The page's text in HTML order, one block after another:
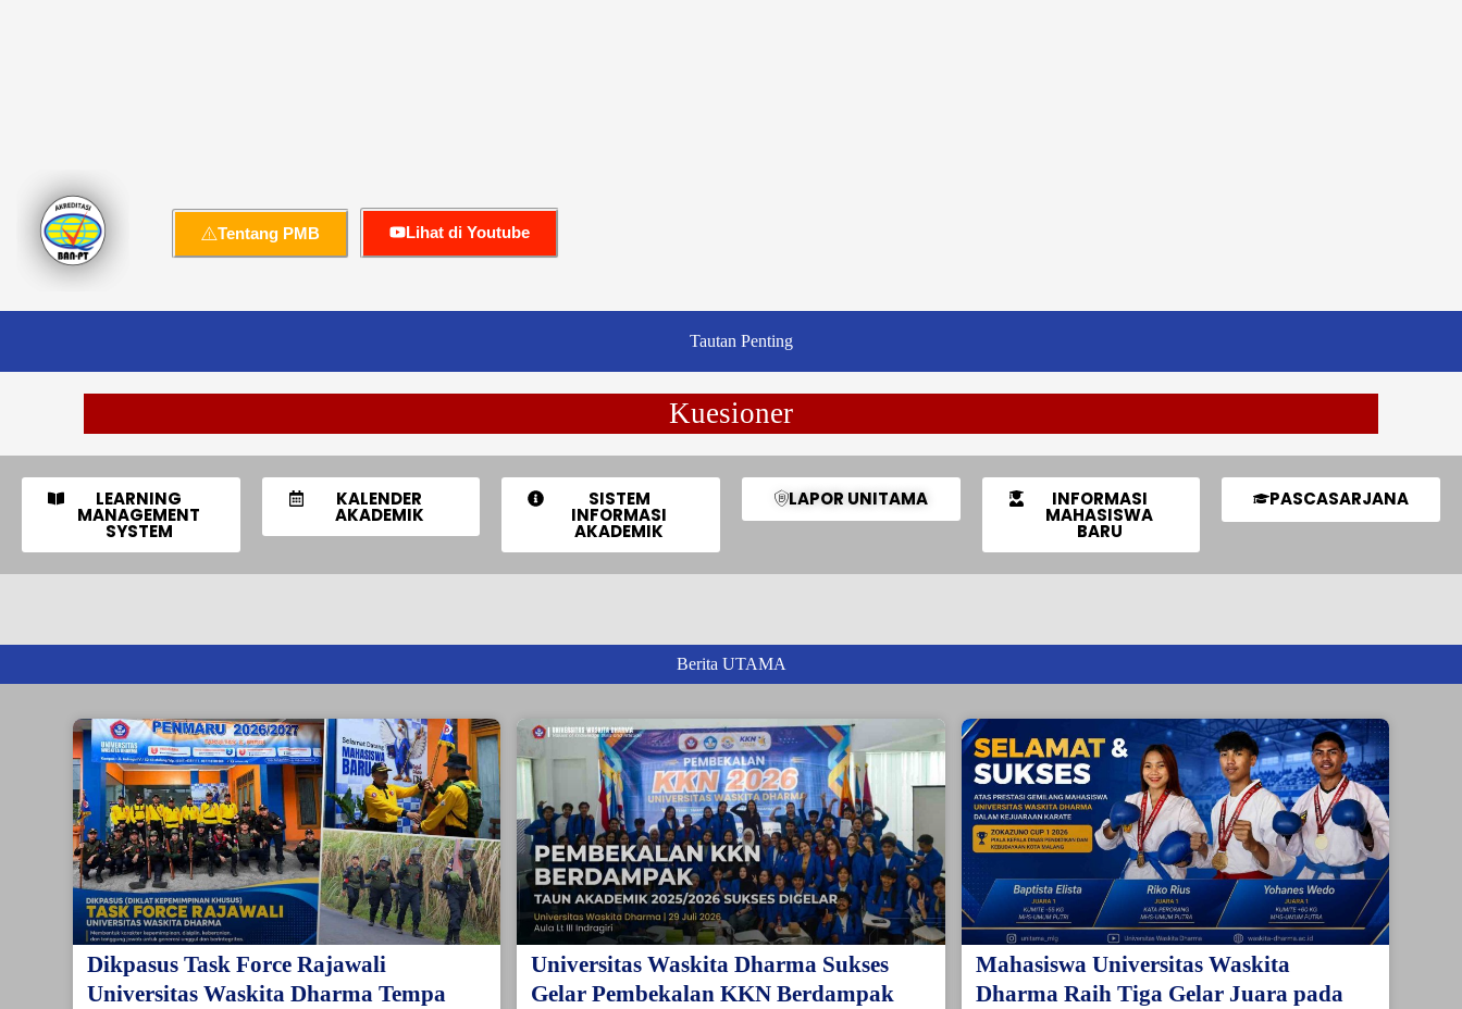
Tentang PMB Lihat di Youtube
Tautan Penting
Kuesioner
LEARNING
MANAGEMENT
SYSTEM
KALENDER
AKADEMIK
SISTEM
INFORMASI
AKADEMIK
LAPOR UNITAMA INFORMASI
MAHASISWA
BARU
PASCASARJANA
Berita UTAMA
Dikpasus Task Force Rajawali
Universitas Waskita Dharma Tempa
Universitas Waskita Dharma Sukses
Gelar Pembekalan KKN Berdampak
Mahasiswa Universitas Waskita
Dharma Raih Tiga Gelar Juara pada